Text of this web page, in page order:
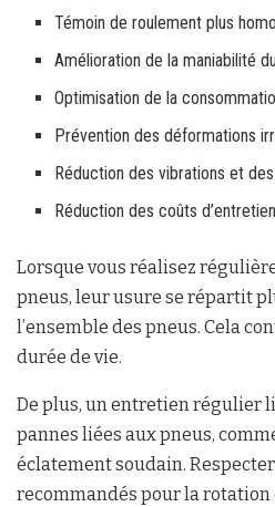
Témoin de roulement plus
Amélioration de la maniabilité
Optimisation de la
Prévention des déformations
Réduction des vibrations et
Réduction des coûts
Lorsque vous réalisez
pneus, leur usure se répartit
l’ensemble des pneus. Cela
durée de vie.
De plus, un entretien régulier
pannes liées aux pneus,
éclatement soudain.
recommandés pour la rotation